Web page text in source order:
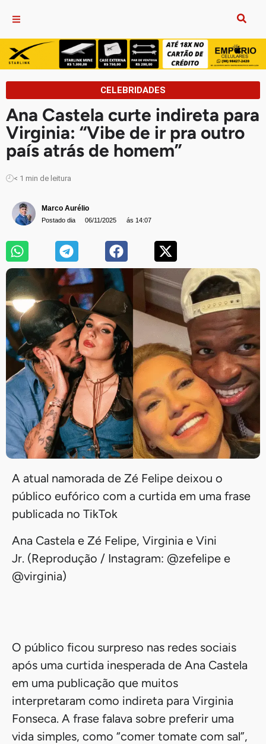
CELEBRIDADES
Ana Castela curte indireta para
Virginia: “Vibe de ir pra outro
país atrás de homem”
< 1 min de leitura
Marco Aurélio
Postado dia 06/11/2025 ás 14:07
A atual namorada de Zé Felipe deixou o
público eufórico com a curtida em uma frase
publicada no TikTok
Ana Castela e Zé Felipe, Virginia e Vini
Jr. (Reprodução / Instagram: @zefelipe e
@virginia)
O público ficou surpreso nas redes sociais
após uma curtida inesperada de Ana Castela
em uma publicação que muitos
interpretaram como indireta para Virginia
Fonseca. A frase falava sobre preferir uma
vida simples, como “comer tomate com sal”,